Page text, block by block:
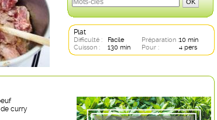
Plat
Difficulté : Facile Préparation :10 min
Cuisson :
130 min Pour : 4 pers
curry